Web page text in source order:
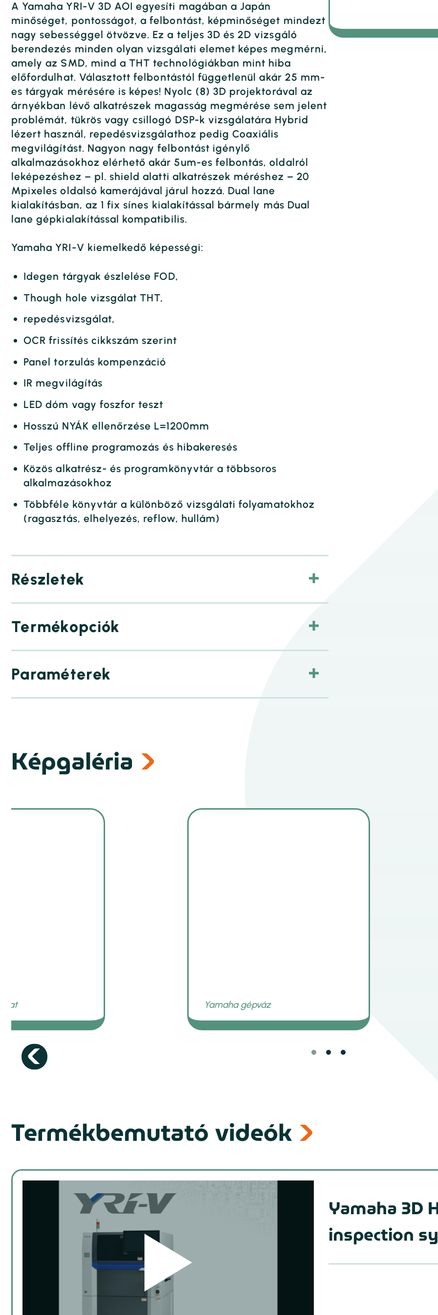
A Yamaha YRI-V 3D AOI egyesíti magában a Japán
minőséget, pontosságot, a felbontást, képminőséget mindezt
nagy sebességgel ötvözve. Ez a teljes 3D és 2D vizsgáló
berendezés minden olyan vizsgálati elemet képes megmérni,
amely az SMD, mind a THT technológiákban mint hiba
előfordulhat. Választott felbontástól függetlenül akár 25 mm-
es tárgyak mérésére is képes! Nyolc (8) 3D projektorával az
árnyékban lévő alkatrészek magasság megmérése sem jelent
problémát, tükrös vagy csillogó DSP-k vizsgálatára Hybrid
lézert használ, repedésvizsgálathoz pedig Coaxiális
megvilágítást. Nagyon nagy felbontást igénylő
alkalmazásokhoz elérhető akár 5um-es felbontás, oldalról
leképezéshez – pl. shield alatti alkatrészek méréshez – 20
Mpixeles oldalsó kamerájával járul hozzá. Dual lane
kialakításban, az 1 fix sínes kialakítással bármely más Dual
lane gépkialakítással kompatibilis.
Yamaha YRI-V kiemelkedő képességi:
Idegen tárgyak észlelése FOD,
Though hole vizsgálat THT,
repedésvizsgálat,
OCR frissítés cikkszám szerint
Panel torzulás kompenzáció
IR megvilágítás
LED dóm vagy foszfor teszt
Hosszú NYÁK ellenőrzése L=1200mm
Teljes offline programozás és hibakeresés
Közös alkatrész- és programkönyvtár a többsoros
alkalmazásokhoz
Többféle könyvtár a különböző vizsgálati folyamatokhoz
(ragasztás, elhelyezés, reflow, hullám)
Részletek
Termékopciók
Paraméterek
Képgaléria
Termékbemutató videók
Yamaha 3D
inspection